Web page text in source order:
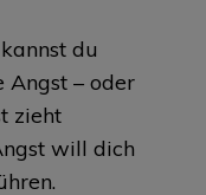
du
Angst – oder
zieht
will dich